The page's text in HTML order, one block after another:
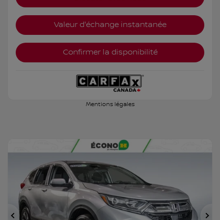
Valeur d'échange instantanée
Confirmer la disponibilité
Mentions légales